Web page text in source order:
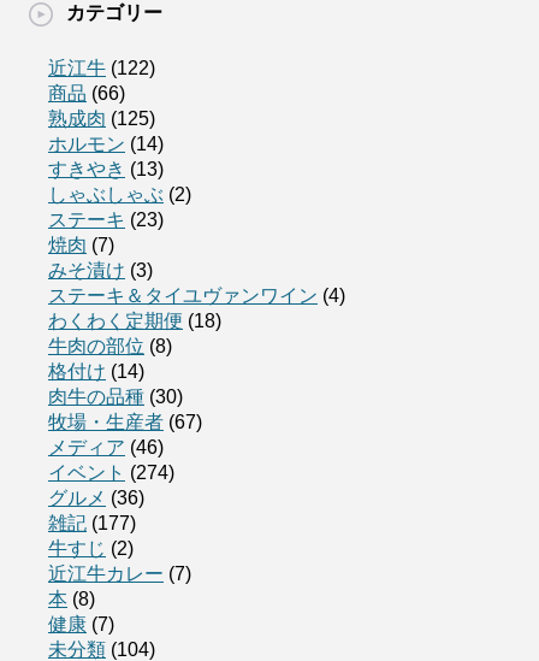
カテゴリー
近江牛 (122)
商品 (66)
熟成肉 (125)
ホルモン (14)
すきやき (13)
しゃぶしゃぶ (2)
ステーキ (23)
焼肉 (7)
みそ漬け (3)
ステーキ＆タイユヴァンワイン (4)
わくわく定期便 (18)
牛肉の部位 (8)
格付け (14)
肉牛の品種 (30)
牧場・生産者 (67)
メディア (46)
イベント (274)
グルメ (36)
雑記 (177)
牛すじ (2)
近江牛カレー (7)
本 (8)
健康 (7)
未分類 (104)